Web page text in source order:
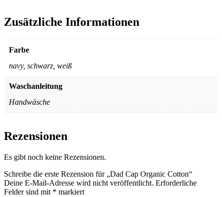
Zusätzliche Informationen
Farbe
navy, schwarz, weiß
Waschanleitung
Handwäsche
Rezensionen
Es gibt noch keine Rezensionen.
Schreibe die erste Rezension für „Dad Cap Organic Cotton“
Deine E-Mail-Adresse wird nicht veröffentlicht. Erforderliche
Felder sind mit * markiert